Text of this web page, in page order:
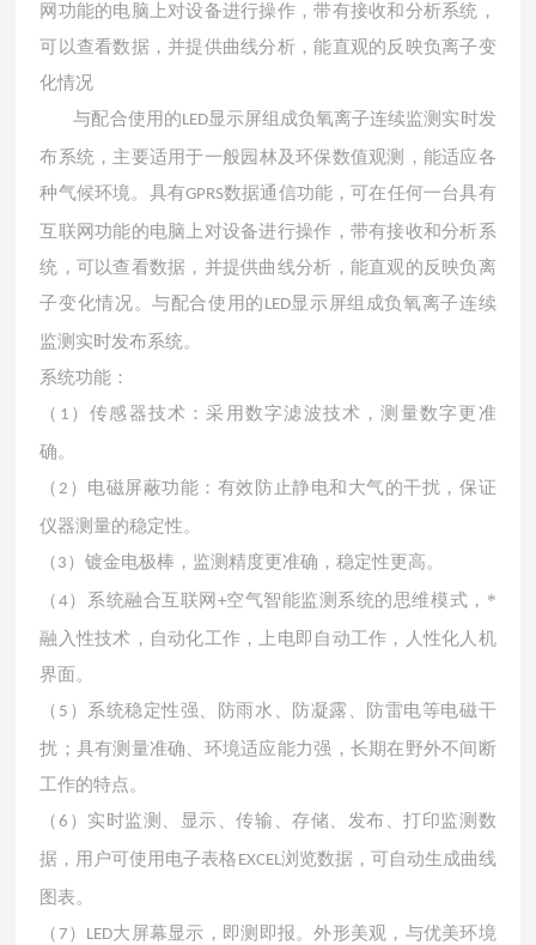
网功能的电脑上对设备进行操作，带有接收和分析系统，
可以查看数据，并提供曲线分析，能直观的反映负离子变
化情况
与配合使用的LED显示屏组成负氧离子连续监测实时发
布系统 ， 主要适用于一般园林及环保数值观测，能适应各
种气候环境。具有GPRS数据通信功能，可在任何一台具有
互联网功能的电脑上对设备进行操作，带有接收和分析系
统，可以查看数据，并提供曲线分析，能直观的反映负离
子变化情况。与配合使用的 LED显示屏组成负氧离子连续
监测实时发布系统。
系统功能：
（ 1 ）传感器技术：采用数字滤波技术，测量数字更准
确。
（ 2 ）电磁屏蔽功能：有效防止静电和大气的干扰，保证
仪器测量的稳定性。
（ 3 ）镀金电极棒，监测精度更准确，稳定性更高。
（ 4）系统融合互联网 +空气智能监测系统的思维模式，*
融入性技术，自动化工作，上电即自动工作，人性化人机
界面。
（ 5 ）系统稳定性强、防雨水、防凝露、防雷电等电磁干
扰；具有测量准确、环境适应能力强，长期在野外不间断
工作的特点。
（ 6 ）实时监测、显示、传输、存储、发布、打印监测数
据，用户可使用电子表格 EXCEL浏览数据，可自动生成曲线
图表。
（ 7 ） LED大屏幕显示，即测即报。外形美观，与优美环境